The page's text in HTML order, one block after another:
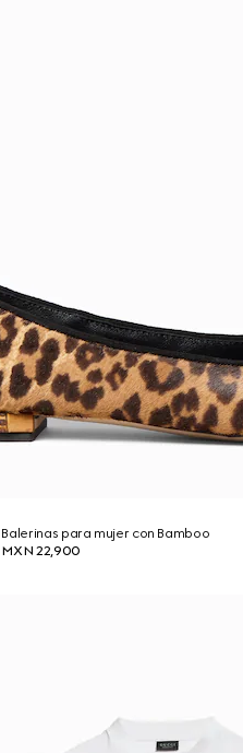
Balerinas para mujer con Bamboo
MXN 22,900